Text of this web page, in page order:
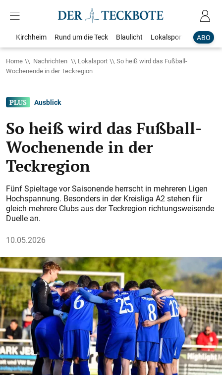
ABO
Kirchheim Rund um die Teck Blaulicht Lokalsport
Home Nachrichten Lokalsport
So heiß wird das Fußball-
Wochenende in der Teckregion
Ausblick
So heiß wird das Fußball-
Wochenende in der
Teckregion
Fünf Spieltage vor Saisonende herrscht in mehreren Ligen
Hochspannung. Besonders in der Kreisliga A2 stehen für
gleich mehrere Clubs aus der Teckregion richtungsweisende
Duelle an.
10.05.2026